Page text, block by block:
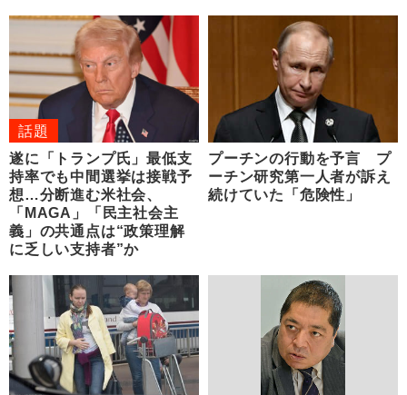
話題
遂に「トランプ氏」最低支
持率でも中間選挙は接戦予
想…分断進む米社会、
「MAGA」「民主社会主
義」の共通点は“政策理解
に乏しい支持者”か
プーチンの行動を予言 プ
ーチン研究第一人者が訴え
続けていた「危険性」